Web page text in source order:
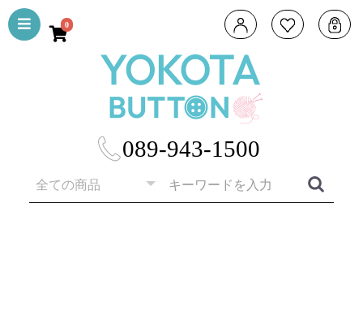
089-943-1500
0